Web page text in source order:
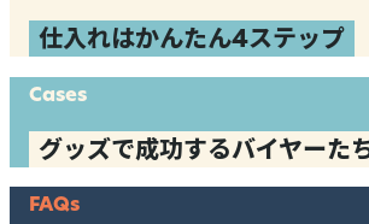
仕入れはかんたん4ステップ
Cases
グッズで成功するバイヤーた
FAQs